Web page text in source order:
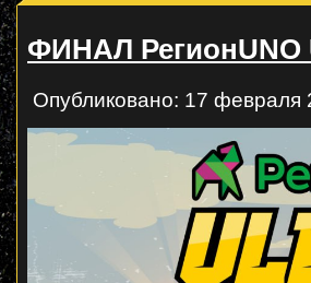
ФИНАЛ РегионUNO
Опубликовано: 17 февраля